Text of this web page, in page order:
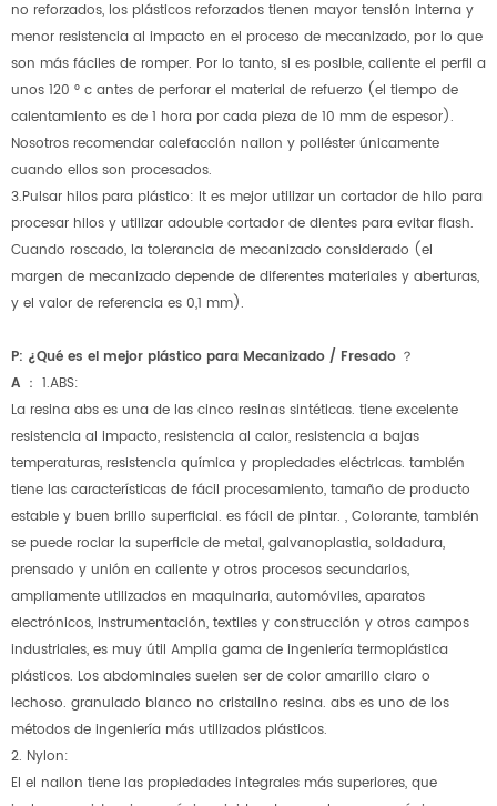
no reforzados, los plásticos reforzados tienen mayor tensión interna y
menor resistencia al impacto en el proceso de mecanizado, por lo que
son más fáciles de romper. Por lo tanto, si es posible, caliente el perfil a
unos 120 ° c antes de perforar el material de refuerzo (el tiempo de
calentamiento es de 1 hora por cada pieza de 10 mm de espesor).
Nosotros recomendar calefacción nailon y poliéster únicamente
cuando ellos son procesados.
3.Pulsar hilos para plástico: It es mejor utilizar un cortador de hilo para
procesar hilos y utilizar adouble cortador de dientes para evitar flash.
Cuando roscado, la tolerancia de mecanizado considerado (el
margen de mecanizado depende de diferentes materiales y aberturas,
y el valor de referencia es 0,1 mm).
P: ¿Qué es el mejor plástico para Mecanizado / Fresado ？
A ： 1.ABS:
La resina abs es una de las cinco resinas sintéticas. tiene excelente
resistencia al impacto, resistencia al calor, resistencia a bajas
temperaturas, resistencia química y propiedades eléctricas. también
tiene las características de fácil procesamiento, tamaño de producto
estable y buen brillo superficial. es fácil de pintar. , Colorante, también
se puede rociar la superficie de metal, galvanoplastia, soldadura,
prensado y unión en caliente y otros procesos secundarios,
ampliamente utilizados en maquinaria, automóviles, aparatos
electrónicos, instrumentación, textiles y construcción y otros campos
industriales, es muy útil Amplia gama de ingeniería termoplástica
plásticos. Los abdominales suelen ser de color amarillo claro o
lechoso. granulado blanco no cristalino resina. abs es uno de los
métodos de ingeniería más utilizados plásticos.
2. Nylon:
El el nailon tiene las propiedades integrales más superiores, que